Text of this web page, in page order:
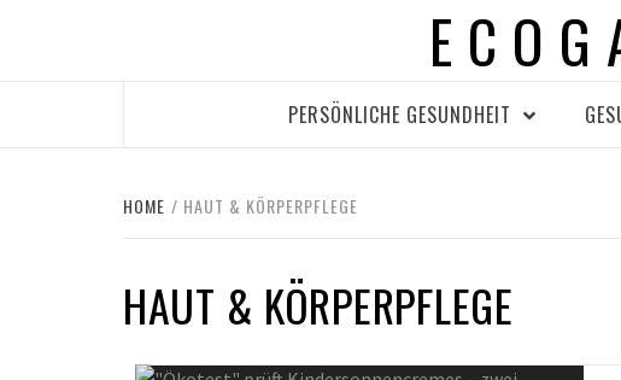
PERSÖNLICHE GESUNDHEIT
HOME HAUT & KÖRPERPFLEGE
HAUT & KÖRPERPFLEGE